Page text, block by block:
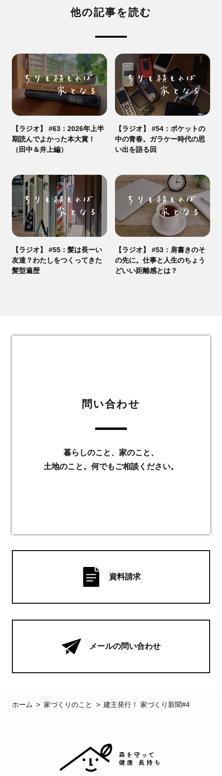
他の記事を読む
【ラジオ】 #63：2026年上半
期読んでよかった本大賞！
（田中＆井上編）
【ラジオ】 #54：ポケットの
中の青春。ガラケー時代の思
い出を語る回
【ラジオ】 #55：髪は長ーい
友達？わたしをつくってきた
髪型遍歴
【ラジオ】 #53：肩書きのそ
の先に。仕事と人生のちょう
どいい距離感とは？
資料請求
問い合わせ
暮らしのこと、家のこと、
土地のこと。何でもご相談ください。
メールの問い合わせ
ホーム 家づくりのこと 建主発行！ 家づくり新聞#4